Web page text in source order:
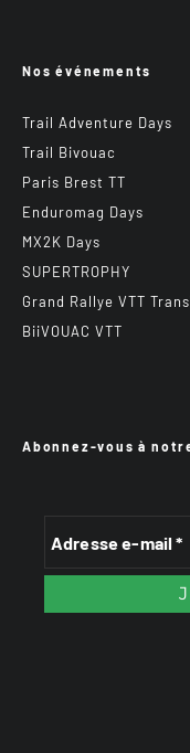
Nos événements
Trail Adventure Days
Trail Bivouac
Paris Brest TT
Enduromag Days
MX2K Days
SUPERTROPHY
Grand Rallye VTT
BiiVOUAC VTT
Abonnez-vous à